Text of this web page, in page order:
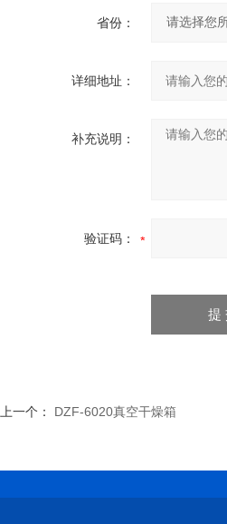
省份：
详细地址：
补充说明：
验证码：
上一个： DZF-6020真空干燥箱